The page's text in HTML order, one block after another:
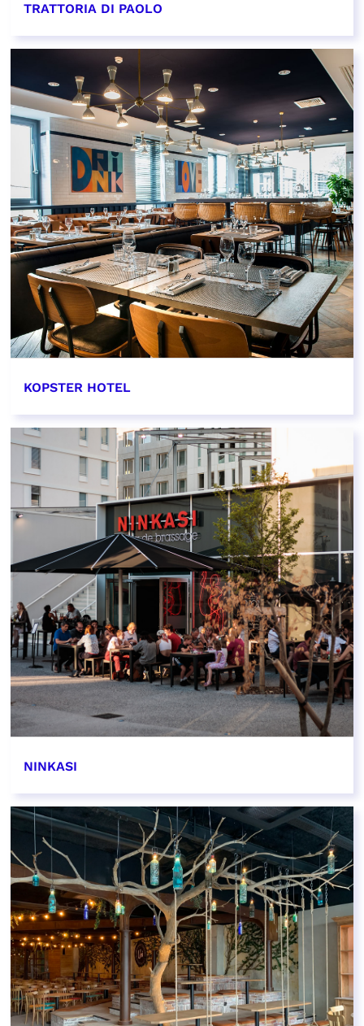
TRATTORIA DI PAOLO
EN SAVOIR PLUS
KOPSTER HOTEL
EN SAVOIR PLUS
NINKASI
EN SAVOIR PLUS